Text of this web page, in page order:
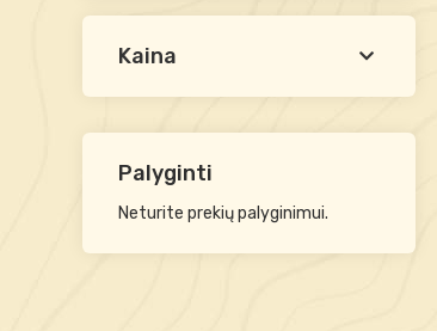
Kaina
Palyginti
Neturite prekių palyginimui.